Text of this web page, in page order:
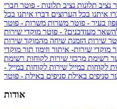
נציב תלונות נציב תלונות - פוטר חברי
איתנו בכל הערוצים דברו איתנו בכל
בעיר - פוטר משרות משרות - פוטר
מעודכנים? - פוטר מוקדי שירות
שירות הזמנת שיחה מהמוקד שירות
מוקדי שירות- איתור וזימון תור מוקדי
רשימת מרכזי שירות לקוחות רשימת
לקוחות במייל שירות לקוחות במייל -
סניפים באילת סניפים באילת - פוטר
אודות